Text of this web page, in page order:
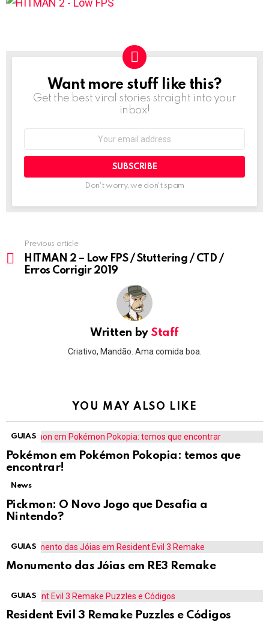
NEWSLETTER
Want more stuff like this?
Get the best viral stories straight into your
inbox!
Don't worry, we don't spam
more
Previous article
HITMAN 2 – Low FPS / Stuttering / CTD /
Erros Corrigir 2019
Written by Staff
Criativo, Mandão. Ama comida boa.
YOU MAY ALSO LIKE
GUIAS
Pokémon em Pokémon Pokopia: temos que
encontrar!
News
Pickmon: O Novo Jogo que Desafia a
Nintendo?
GUIAS
Monumento das Jóias em RE3 Remake
GUIAS
Resident Evil 3 Remake Puzzles e Códigos